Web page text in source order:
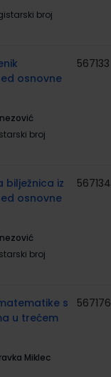
broj
osnovne
broj
567133
bilježnica iz
osnovne
broj
567134
s
u trećem
Miklec
567176